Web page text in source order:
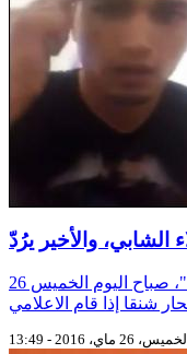
والأخير يرُدّ
نشر شاب، ضيف برنامج "عندي ما نقلك "، صباح اليوم الخميس 26
26 ماي، 2016 - 13:49